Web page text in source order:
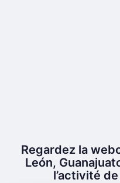
Regardez la
León,
l’activité